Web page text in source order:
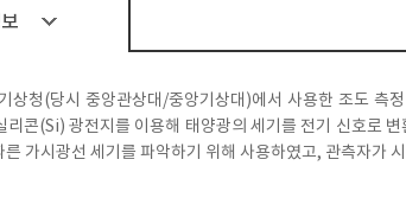
상청(당시 중앙관상대/중앙기상대)에서 사용한 조도 측
리콘(Si) 광전지를 이용해 태양광의 세기를 전기 신호로
른 가시광선 세기를 파악하기 위해 사용하였고, 관측자가